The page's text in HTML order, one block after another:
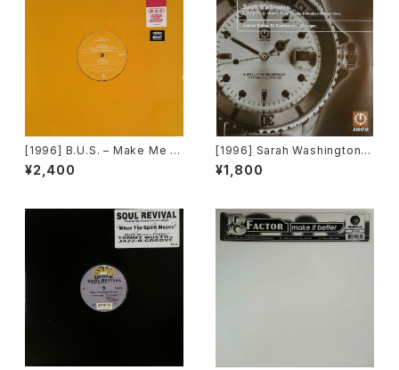
[1996] B.U.S. – Make Me H
appy [Paratone][在庫B]
¥2,400
[1996] Sarah Washington –
Everything (Mood II Swing
/ Torrales & Mendoza (Me
¥1,800